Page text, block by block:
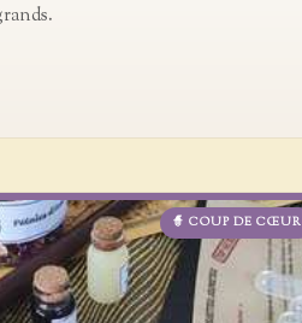
🧙 COUP DE CŒUR